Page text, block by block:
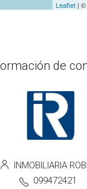
Leaflet | ©
de
INMOBILIARIA
099472421